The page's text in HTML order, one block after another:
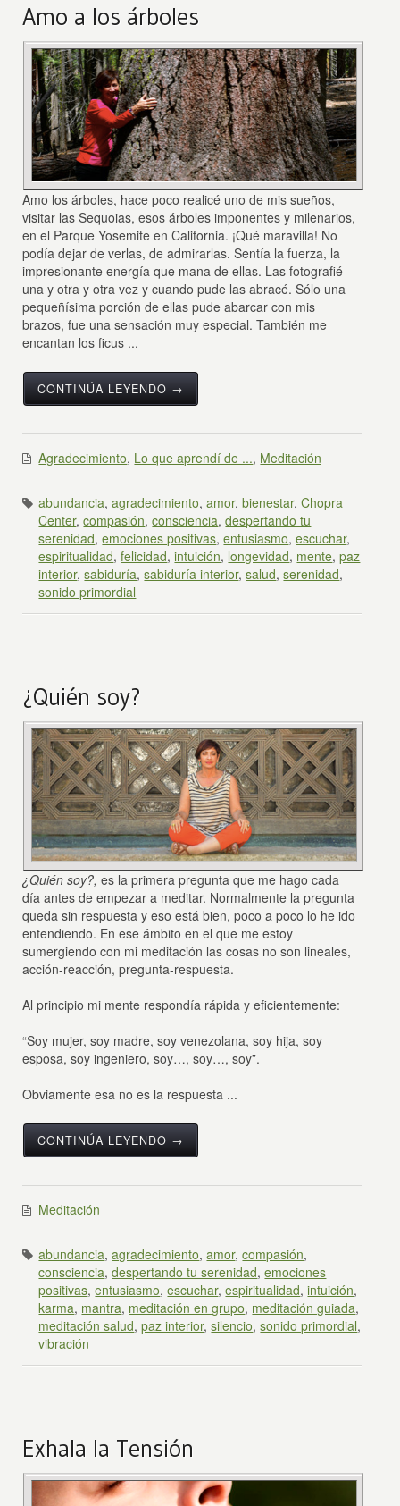
Amo a los árboles
Amo los árboles, hace poco realicé uno de mis sueños,
visitar las Sequoias, esos árboles imponentes y milenarios,
en el Parque Yosemite en California. ¡Qué maravilla! No
podía dejar de verlas, de admirarlas. Sentía la fuerza, la
impresionante energía que mana de ellas. Las fotografié
una y otra y otra vez y cuando pude las abracé. Sólo una
pequeñísima porción de ellas pude abarcar con mis
brazos, fue una sensación muy especial. También me
encantan los ficus ...
CONTINÚA LEYENDO →
Agradecimiento, Lo que aprendí de ..., Meditación
abundancia,agradecimiento,amor,bienestar,Chopra
Center,compasión,consciencia,despertando tu
serenidad,emociones positivas,entusiasmo,escuchar,
espiritualidad,felicidad,intuición, longevidad, mente,paz
interior,sabiduría,sabiduría interior,salud,serenidad,
sonido primordial
¿Quién soy?
¿Quién soy?, es la primera pregunta que me hago cada
día antes de empezar a meditar. Normalmente la pregunta
queda sin respuesta y eso está bien, poco a poco lo he ido
entendiendo. En ese ámbito en el que me estoy
sumergiendo con mi meditación las cosas no son lineales,
acción-reacción, pregunta-respuesta.
Al principio mi mente respondía rápida y eficientemente:
“Soy mujer, soy madre, soy venezolana, soy hija, soy
esposa, soy ingeniero, soy…, soy…, soy”.
Obviamente esa no es la respuesta ...
CONTINÚA LEYENDO →
Meditación
abundancia,agradecimiento,amor,compasión,
consciencia,despertando tu serenidad,emociones
positivas,entusiasmo,escuchar,espiritualidad,intuición,
karma, mantra, meditación en grupo, meditación guiada,
meditación salud,paz interior,silencio,sonido primordial,
vibración
Exhala la Tensión